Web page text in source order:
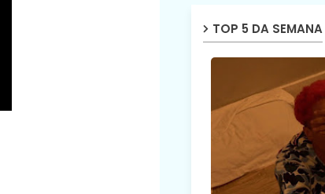
TOP 5 DA SEMANA